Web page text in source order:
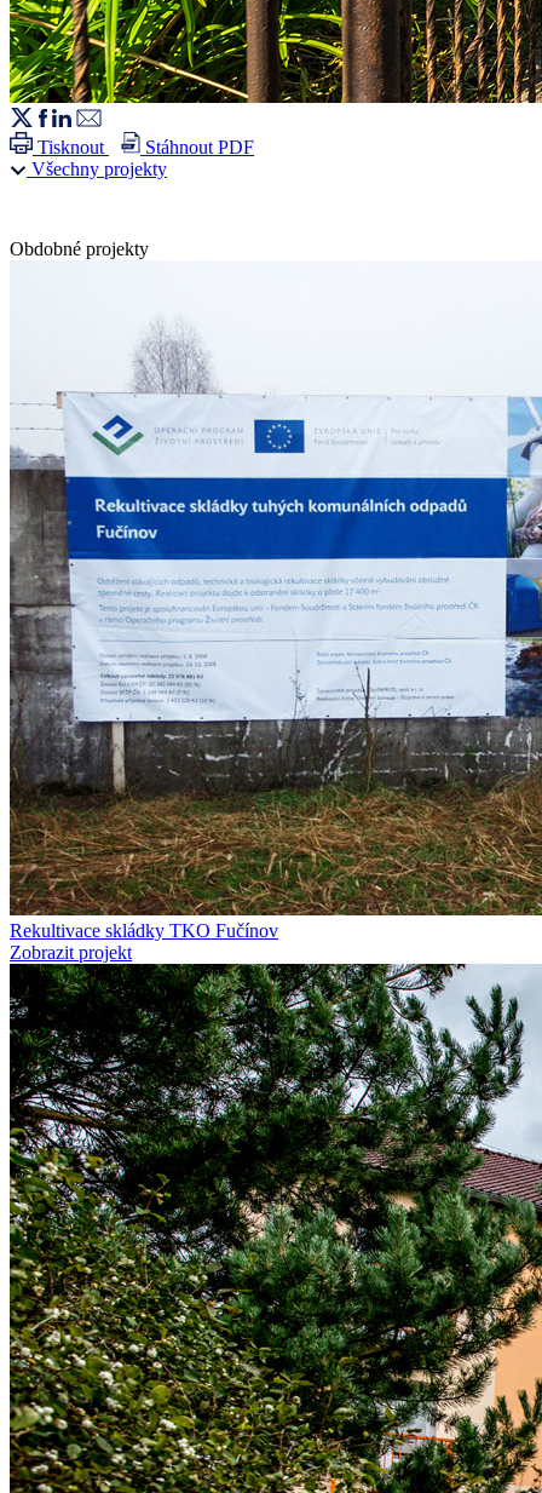
Tisknout
Stáhnout PDF
Všechny projekty
Obdobné projekty
Rekultivace skládky TKO Fučínov
Zobrazit projekt